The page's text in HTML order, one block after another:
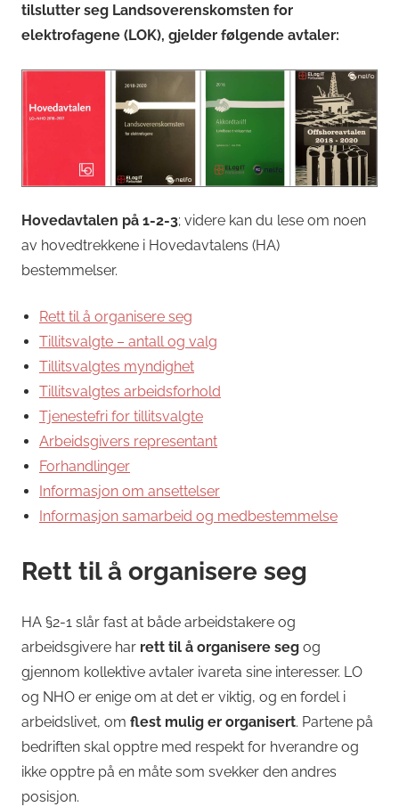
tilslutter seg Landsoverenskomsten for
elektrofagene (LOK), gjelder følgende avtaler:
Hovedavtalen på 1-2-3; videre kan du lese om noen
av hovedtrekkene i Hovedavtalens (HA)
bestemmelser.
Rett til å organisere seg
Tillitsvalgte – antall og valg
Tillitsvalgtes myndighet
Tillitsvalgtes arbeidsforhold
Tjenestefri for tillitsvalgte
Arbeidsgivers representant
Forhandlinger
Informasjon om ansettelser
Informasjon samarbeid og medbestemmelse
Rett til å organisere seg
HA §2-1 slår fast at både arbeidstakere og
arbeidsgivere har rett til å organisere seg og
gjennom kollektive avtaler ivareta sine interesser. LO
og NHO er enige om at det er viktig, og en fordel i
arbeidslivet, om flest mulig er organisert. Partene på
bedriften skal opptre med respekt for hverandre og
ikke opptre på en måte som svekker den andres
posisjon.